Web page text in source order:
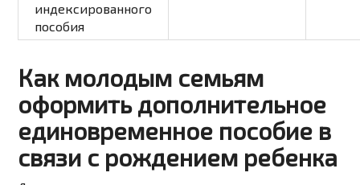
индексированного
пособия
Как молодым семьям
оформить дополнительное
единовременное пособие в
связи с рождением ребенка